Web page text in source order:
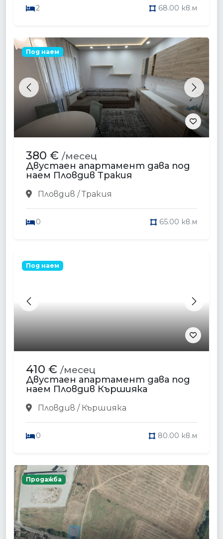
2 68.00 кв.м
Previous Next
Под наем
380 € /месец
Двустаен апартамент дава под
наем Пловдив Тракия
Пловдив / Тракия
0 65.00 кв.м
Previous Next
Под наем
410 € /месец
Двустаен апартамент дава под
наем Пловдив Кършияка
Пловдив / Кършияка
0 80.00 кв.м
Продажба